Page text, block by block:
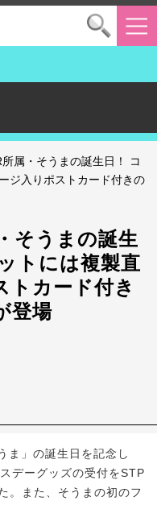
属・そうまの誕生日！ コ
ジ入りポストカード付きの
そうまの誕生
トには複製直
トカード付き
登場
ま」の誕生日を記念し
デーグッズの受付をSTP
。また、そうまの初のフ